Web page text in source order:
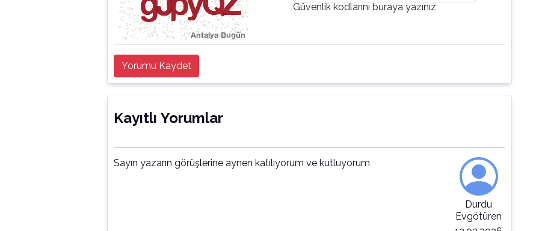
Güvenlik kodlarını buraya yazınız
Yorumu Kaydet
Kayıtlı Yorumlar
Sayın yazarın görüşlerine aynen katılıyorum ve kutluyorum
Durdu
Evgötüren